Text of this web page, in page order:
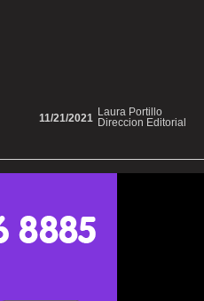
Laura Portillo
Direccion Editorial
11/21/2021